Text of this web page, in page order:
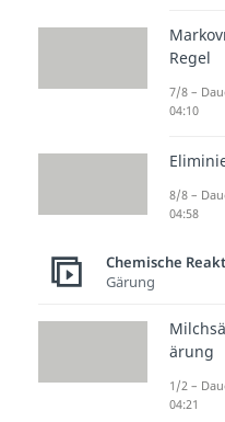
auch
und der
Dann
Zu
Die
„
und
Regel
7/8 –
04:10
8/8 –
04:58
Chemische
Gärung
ärung
1/2 –
04:21